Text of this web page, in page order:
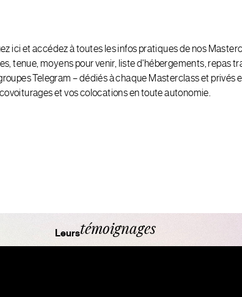
ici et accédez à toutes les infos pratiques de nos
tenue, moyens pour venir, liste d'hébergements, repas
Telegram – dédiés à chaque Masterclass et privés
covoiturages et vos colocations en toute autonomie.
Leurstémoignages